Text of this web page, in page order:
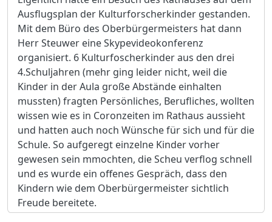
Ausflugsplan der Kulturforscherkinder gestanden.
Mit dem Büro des Oberbürgermeisters hat dann
Herr Steuwer eine Skypevideokonferenz
organisiert. 6 Kulturfoscherkinder aus den drei
4.Schuljahren (mehr ging leider nicht, weil die
Kinder in der Aula große Abstände einhalten
mussten) fragten Persönliches, Berufliches, wollten
wissen wie es in Coronzeiten im Rathaus aussieht
und hatten auch noch Wünsche für sich und für die
Schule. So aufgeregt einzelne Kinder vorher
gewesen sein mmochten, die Scheu verflog schnell
und es wurde ein offenes Gespräch, dass den
Kindern wie dem Oberbürgermeister sichtlich
Freude bereitete.